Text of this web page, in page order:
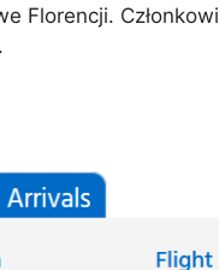
Florencji.